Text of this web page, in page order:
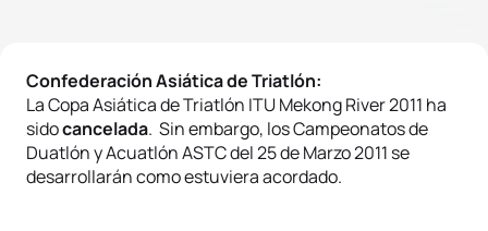
Confederación Asiática de Triatlón:
La Copa Asiática de Triatlón ITU Mekong River 2011 ha
sidocancelada. Sin embargo, los Campeonatos de
Duatlón y Acuatlón ASTC del 25 de Marzo 2011 se
desarrollarán como estuviera acordado.